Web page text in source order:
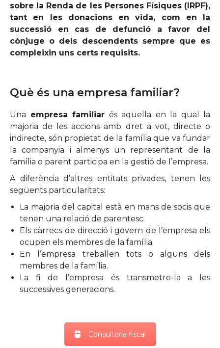
sobre la Renda de les Persones Físiques (IRPF),
tant en les donacions en vida, com en la
successió en cas de defunció a favor del
cònjuge o dels descendents sempre que es
compleixin uns certs requisits.
Què és una empresa familiar?
Una empresa familiar és aquella en la qual la
majoria de les accions amb dret a vot, directe o
indirecte, són propietat de la família que va fundar
la companyia i almenys un representant de la
família o parent participa en la gestió de l’empresa.
A diferència d’altres entitats privades, tenen les
següents particularitats:
La majoria del capital està en mans de socis que
tenen una relació de parentesc.
Els càrrecs de direcció i govern de l’empresa els
ocupen els membres de la família.
En l’empresa treballen tots o alguns dels
membres de la família.
La fi de l’empresa és transmetre-la a les
successives generacions.
Consultoria fiscal